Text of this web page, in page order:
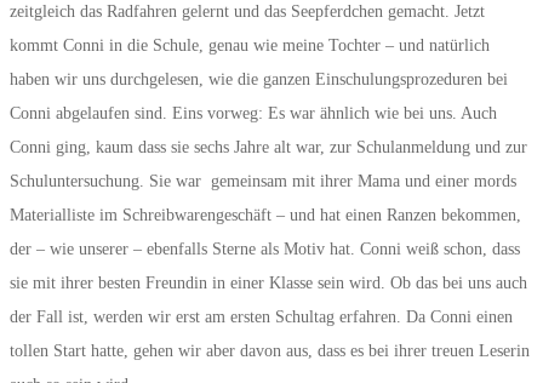
zeitgleich das Radfahren gelernt und das Seepferdchen gemacht. Jetzt
kommt Conni in die Schule, genau wie meine Tochter – und natürlich
haben wir uns durchgelesen, wie die ganzen Einschulungsprozeduren bei
Conni abgelaufen sind. Eins vorweg: Es war ähnlich wie bei uns. Auch
Conni ging, kaum dass sie sechs Jahre alt war, zur Schulanmeldung und zur
Schuluntersuchung. Sie war gemeinsam mit ihrer Mama und einer mords
Materialliste im Schreibwarengeschäft – und hat einen Ranzen bekommen,
der – wie unserer – ebenfalls Sterne als Motiv hat. Conni weiß schon, dass
sie mit ihrer besten Freundin in einer Klasse sein wird. Ob das bei uns auch
der Fall ist, werden wir erst am ersten Schultag erfahren. Da Conni einen
tollen Start hatte, gehen wir aber davon aus, dass es bei ihrer treuen Leserin